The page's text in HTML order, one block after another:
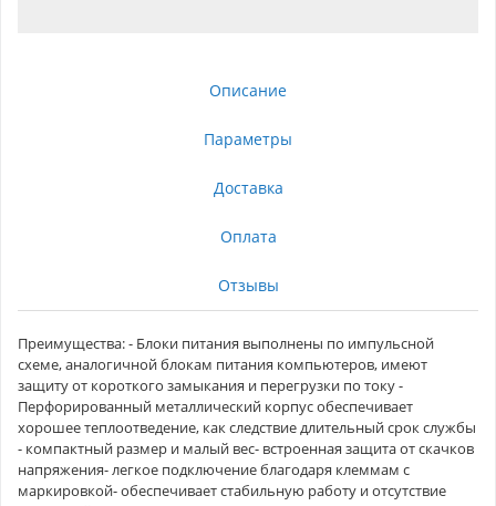
Описание
Параметры
Доставка
Оплата
Отзывы
Преимущества: - Блоки питания выполнены по импульсной
схеме, аналогичной блокам питания компьютеров, имеют
защиту от короткого замыкания и перегрузки по току -
Перфорированный металлический корпус обеспечивает
хорошее теплоотведение, как следствие длительный срок службы
- компактный размер и малый вес- встроенная защита от скачков
напряжения- легкое подключение благодаря клеммам с
маркировкой- обеспечивает стабильную работу и отсутствие